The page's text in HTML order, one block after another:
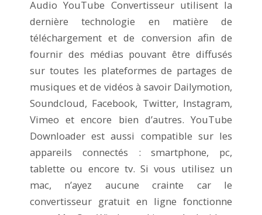
Audio YouTube Convertisseur utilisent la
dernière technologie en matière de
téléchargement et de conversion afin de
fournir des médias pouvant être diffusés
sur toutes les plateformes de partages de
musiques et de vidéos à savoir Dailymotion,
Soundcloud, Facebook, Twitter, Instagram,
Vimeo et encore bien d’autres. YouTube
Downloader est aussi compatible sur les
appareils connectés : smartphone, pc,
tablette ou encore tv. Si vous utilisez un
mac, n’ayez aucune crainte car le
convertisseur gratuit en ligne fonctionne